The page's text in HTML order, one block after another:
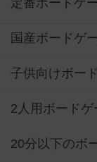
定番ボードゲ
国産ボードゲ
子供向けボー
2人用ボード
20分以下のボ